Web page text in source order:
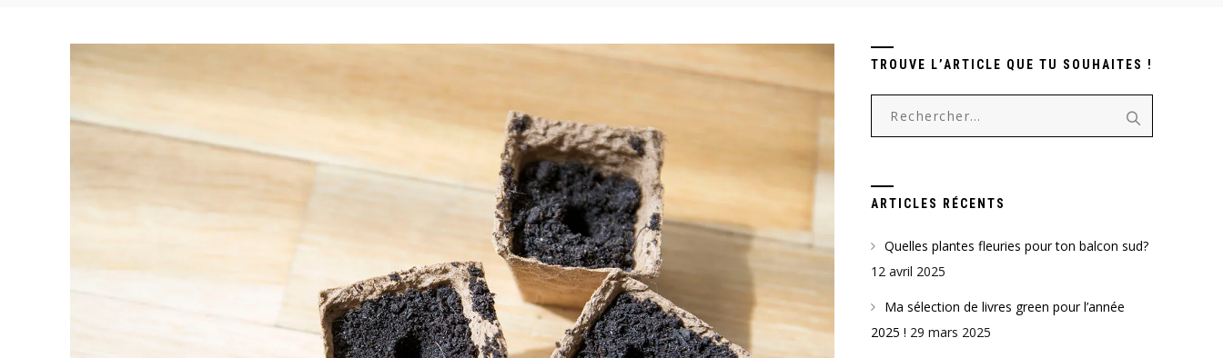
TROUVE L’ARTICLE QUE TU SOUHAITES !
Rechercher :
ARTICLES RÉCENTS
Quelles plantes fleuries pour ton balcon sud?
12 avril 2025
Ma sélection de livres green pour l’année
2025 ! 29 mars 2025